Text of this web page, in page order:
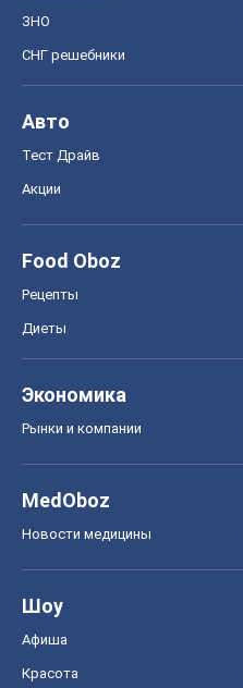
ЗНО
СНГ решебники
Авто
Тест Драйв
Акции
Food Oboz
Рецепты
Диеты
Экономика
Рынки и компании
MedOboz
Новости медицины
Шоу
Афиша
Красота